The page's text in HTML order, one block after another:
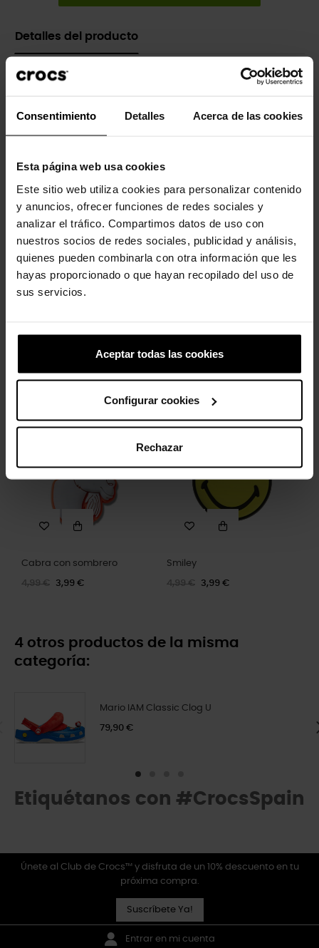
Consentimiento Detalles Acerca de las cookies
Esta página web usa cookies
Este sitio web utiliza cookies para personalizar contenido
y anuncios, ofrecer funciones de redes sociales y
analizar el tráfico. Compartimos datos de uso con
nuestros socios de redes sociales, publicidad y análisis,
quienes pueden combinarla con otra información que les
hayas proporcionado o que hayan recopilado del uso de
sus servicios.
Aceptar todas las cookies
Configurar cookies
Rechazar
Detalles del producto
Marca Crocs
Los clientes que compraron este
producto también han comprado:
-20%
5,99 € 4,79 €
-20%
Zuecos unisex Classic U
59,90 € 47,92 €
-20%
Cabra con sombrero
4,99 € 3,99 €
-20%
Smiley
4,99 € 3,99 €
4 otros productos de la misma
categoría:
Mario IAM Classic Clog U
79,90 €
Etiquétanos con #CrocsSpain
Únete al Club de Crocs™ y disfruta de un 10% descuento en tu
próxima compra.
Suscríbete Ya!
Entrar en mi cuenta